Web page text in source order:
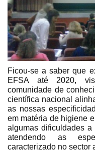
Ficou-se a saber que
EFSA até 2020,
comunidade de
científica nacional
as nossas
em matéria de higiene
algumas dificuldades
atendendo as
caracterizado no sector